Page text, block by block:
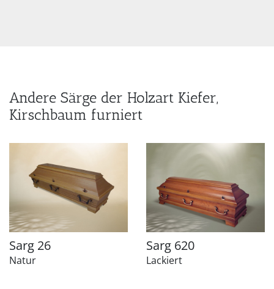
Andere Särge der Holzart Kiefer,
Kirschbaum furniert
Sarg 26
Natur
Sarg 620
Lackiert